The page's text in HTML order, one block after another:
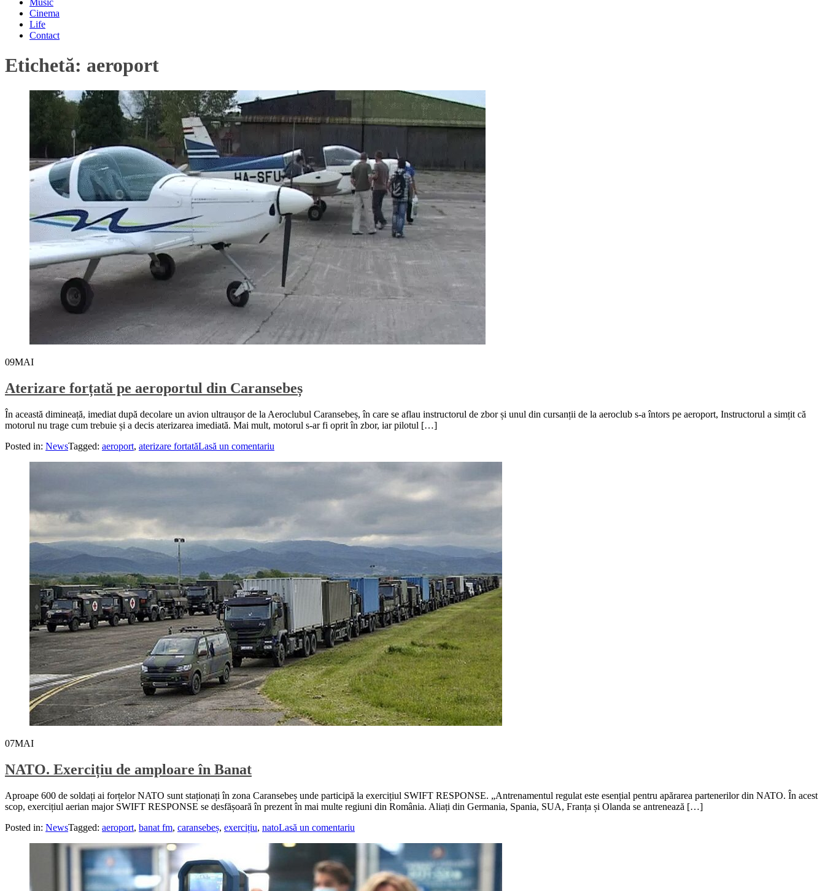
Music
Cinema
Life
Contact
Etichetă: aeroport
09MAI
Aterizare forțată pe aeroportul din Caransebeș
În această dimineață, imediat după decolare un avion ultraușor de la Aeroclubul Caransebeș, în care se aflau instructorul de zbor și unul din cursanții de la aeroclub s-a întors pe aeroport, Instructorul a simțit că
motorul nu trage cum trebuie și a decis aterizarea imediată. Mai mult, motorul s-ar fi oprit în zbor, iar pilotul […]
Posted in: NewsTagged: aeroport, aterizare fortatăLasă un comentariu
07MAI
NATO. Exercițiu de amploare în Banat
Aproape 600 de soldați ai forțelor NATO sunt staționați în zona Caransebeș unde participă la exercițiul SWIFT RESPONSE. „Antrenamentul regulat este esențial pentru apărarea partenerilor din NATO. În acest
scop, exercițiul aerian major SWIFT RESPONSE se desfășoară în prezent în mai multe regiuni din România. Aliați din Germania, Spania, SUA, Franța și Olanda se antrenează […]
Posted in: NewsTagged: aeroport, banat fm, caransebeș, exercițiu, natoLasă un comentariu